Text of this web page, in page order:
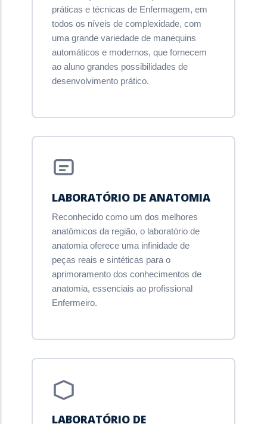
práticas e técnicas de Enfermagem, em
todos os níveis de complexidade, com
uma grande variedade de manequins
automáticos e modernos, que fornecem
ao aluno grandes possibilidades de
desenvolvimento prático.
LABORATÓRIO DE ANATOMIA
Reconhecido como um dos melhores
anatômicos da região, o laboratório de
anatomia oferece uma infinidade de
peças reais e sintéticas para o
aprimoramento dos conhecimentos de
anatomia, essenciais ao profissional
Enfermeiro.
LABORATÓRIO DE